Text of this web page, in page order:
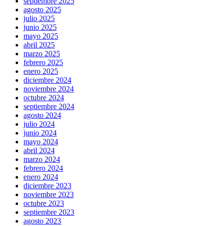
agosto 2025
julio 2025
junio 2025
mayo 2025
abril 2025
marzo 2025
febrero 2025
enero 2025
diciembre 2024
noviembre 2024
octubre 2024
septiembre 2024
agosto 2024
julio 2024
junio 2024
mayo 2024
abril 2024
marzo 2024
febrero 2024
enero 2024
diciembre 2023
noviembre 2023
octubre 2023
septiembre 2023
agosto 2023